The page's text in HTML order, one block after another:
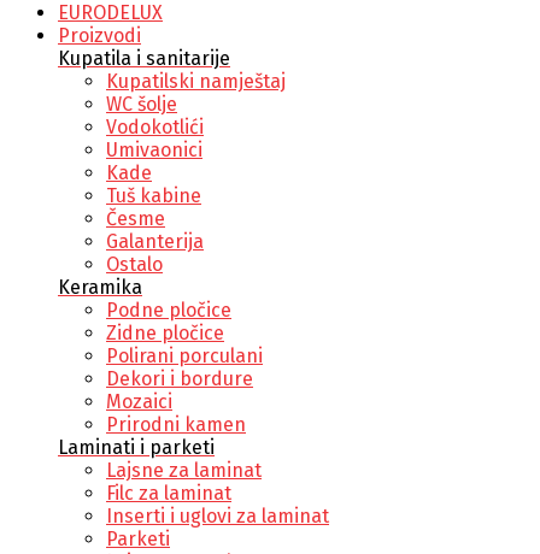
EURODELUX
Proizvodi
Kupatila i sanitarije
Kupatilski namještaj
WC šolje
Vodokotlići
Umivaonici
Kade
Tuš kabine
Česme
Galanterija
Ostalo
Keramika
Podne pločice
Zidne pločice
Polirani porculani
Dekori i bordure
Mozaici
Prirodni kamen
Laminati i parketi
Lajsne za laminat
Filc za laminat
Inserti i uglovi za laminat
Parketi